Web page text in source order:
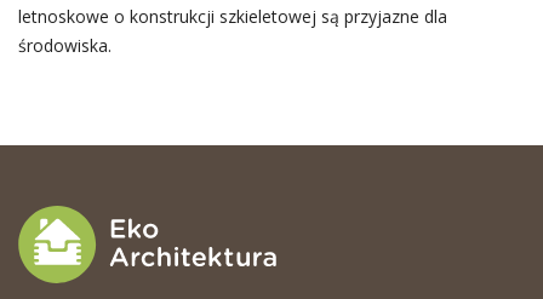
letnoskowe o konstrukcji szkieletowej są przyjazne dla
środowiska.